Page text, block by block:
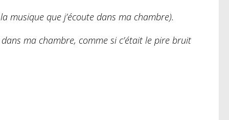
musique que j’écoute dans ma chambre).
ma chambre, comme si c’était le pire bruit